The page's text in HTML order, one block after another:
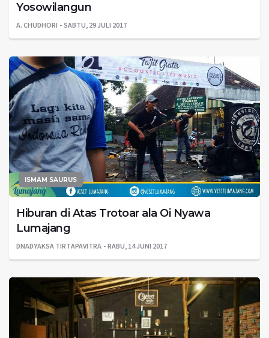
Yosowilangun
A. CHUDHORI SABTU, 29 JULI 2017
ISMAM SAURUS
Hiburan di Atas Trotoar ala Oi Nyawa
Lumajang
DNADYAKSA TIRTAPAVITRA RABU, 14 JUNI 2017